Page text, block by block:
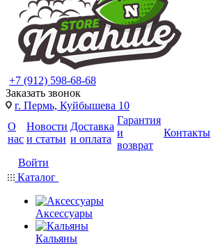
+7 (912) 598-68-68
Заказать звонок
г. Пермь, Куйбышева 10
О
нас
Новости
и статьи
Доставка
и оплата
Гарантия
и
возврат
Контакты
Войти
Каталог
Аксессуары
Кальяны